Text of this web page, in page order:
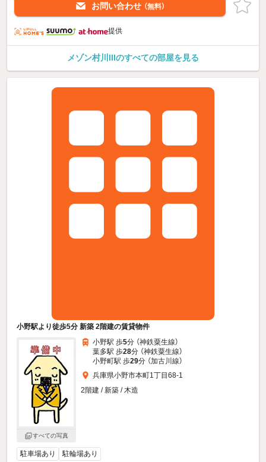
お問い合わせ （無料）
提供
メゾン村川IIIのすべての部屋を見る
小野駅より徒歩5分 新築 2階建の賃貸物件
すべての写真
小野駅 歩5分 （神鉄粟生線）
葉多駅 歩28分 （神鉄粟生線）
小野町駅 歩29分 （加古川線）
兵庫県小野市本町1丁目68-1
2階建 / 新築 / 木造
駐車場あり 駐輪場あり